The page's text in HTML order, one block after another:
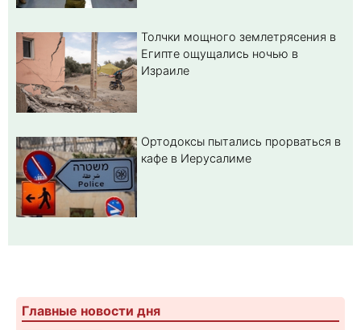
Толчки мощного землетрясения в
Египте ощущались ночью в
Израиле
Ортодоксы пытались прорваться в
кафе в Иерусалиме
Главные новости дня